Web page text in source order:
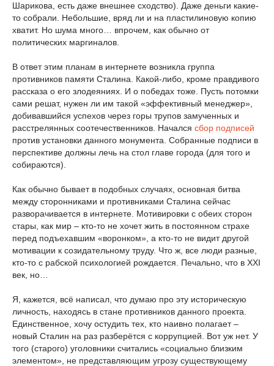
Шарикова, есть даже внешнее сходство). Даже деньги какие-
то собрали. Небольшие, вряд ли и на пластилиновую копию
хватит. Но шума много… впрочем, как обычно от
политических маргиналов.
В ответ этим планам в интернете возникла группа
противников памяти Сталина. Какой-либо, кроме правдивого
рассказа о его злодеяниях. И о победах тоже. Пусть потомки
сами решат, нужен ли им такой «эффективный менеджер»,
добивавшийся успехов через горы трупов замученных и
расстрелянных соотечественников. Начался сбор подписей
против установки данного монумента. Собранные подписи в
перспективе должны лечь на стол главе города (для того и
собираются).
Как обычно бывает в подобных случаях, основная битва
между сторонниками и противниками Сталина сейчас
разворачивается в интернете. Мотивировки с обеих сторон
стары, как мир – кто-то не хочет жить в постоянном страхе
перед подъехавшим «воронком», а кто-то не видит другой
мотивации к созидательному труду. Что ж, все люди разные,
кто-то с рабской психологией рождается. Печально, что в XXI
век, но…
Я, кажется, всё написал, что думаю про эту историческую
личность, находясь в стане противников данного проекта.
Единственное, хочу остудить тех, кто наивно полагает –
новый Сталин на раз разберётся с коррупцией. Вот уж нет. У
того (старого) уголовники считались «социально близким
элементом», не представляющим угрозу существующему